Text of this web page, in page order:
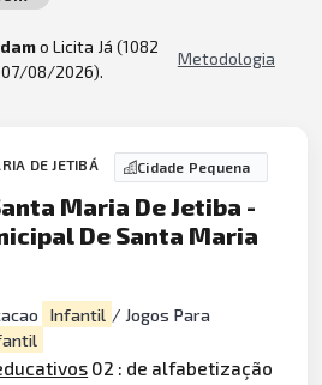
o Licita Já (1082
08/2026).
Metodologia
DE JETIBÁ Cidade Pequena
Maria De Jetiba -
De Santa Maria
Infantil / Jogos Para
02 : de alfabetização